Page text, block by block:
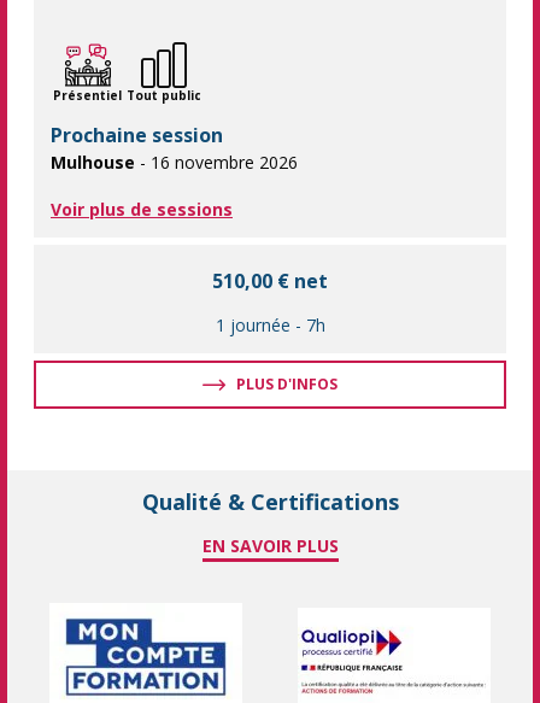
Présentiel Tout public
Prochaine session
Mulhouse - 16 novembre 2026
Voir plus de sessions
510,00 € net
1 journée - 7h
PLUS D'INFOS
Qualité & Certifications
EN SAVOIR PLUS